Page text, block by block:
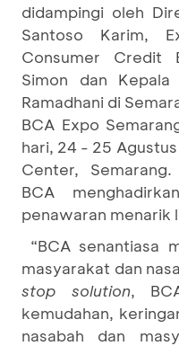
didampingi oleh
Santoso Karim,
Consumer Credit
Simon dan
Ramadhani di
BCA Expo
hari, 24 - 25
Center,
BCA
penawaran menarik
“BCA senantiasa
masyarakat dan
stop solution,
kemudahan,
nasabah dan